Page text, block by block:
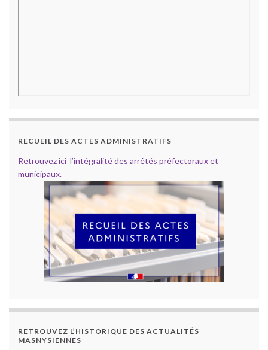
RECUEIL DES ACTES ADMINISTRATIFS
Retrouvez ici l’intégralité des arrêtés préfectoraux et
municipaux.
RETROUVEZ L’HISTORIQUE DES ACTUALITÉS
MASNYSIENNES